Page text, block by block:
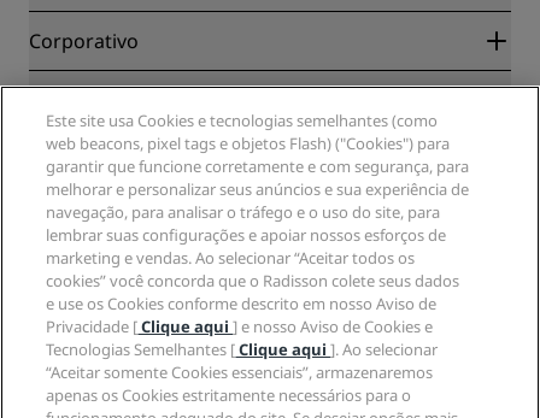
Blog
Destinos
Novos e próximos hotéis
APP Radisson Hotels
Hotéis Sports Approved
Hotéis familiares
Saúde e segurança
Parceiros
Corporativo
Radisson Hotel Group
Mídia
Carreiras no RHG
Carreiras na PPHE
Carreiras EHL
The Club by RHG
Oportunidades de desenvolvimento
Empresa responsável
Compras
Centro de Privacidade
Aviso legal
Termos e condições do Radisson Rewards
Termos de utilização do site
Acessibilidade Digital
Declaração de escravidão moderna
Ajuda
Alertas ao consumidor
Contato
Perguntas frequentes (FAQ)
Mapa do site
Mídia social
Marcas do Radisson Hotels
Este site usa Cookies e tecnologias semelhantes (como
web beacons, pixel tags e objetos Flash) ("Cookies") para
garantir que funcione corretamente e com segurança, para
melhorar e personalizar seus anúncios e sua experiência de
navegação, para analisar o tráfego e o uso do site, para
lembrar suas configurações e apoiar nossos esforços de
marketing e vendas. Ao selecionar “Aceitar todos os
cookies” você concorda que o Radisson colete seus dados
e use os Cookies conforme descrito em nosso Aviso de
Privacidade [Clique aqui] e nosso Aviso de Cookies e
Tecnologias Semelhantes [Clique aqui]. Ao selecionar
“Aceitar somente Cookies essenciais”, armazenaremos
apenas os Cookies estritamente necessários para o